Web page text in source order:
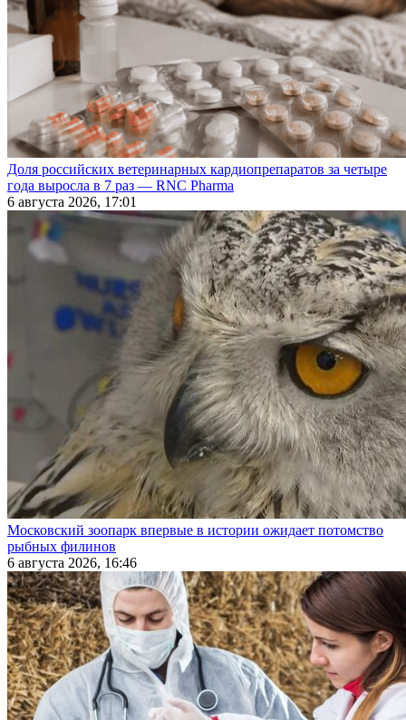
Доля российских ветеринарных кардиопрепаратов за четыре
года выросла в 7 раз — RNC Pharma
6 августа 2026, 17:01
Московский зоопарк впервые в истории ожидает потомство
рыбных филинов
6 августа 2026, 16:46